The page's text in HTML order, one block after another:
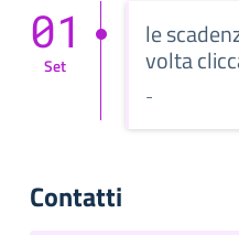
01
Set
le
volta
-
Contatti